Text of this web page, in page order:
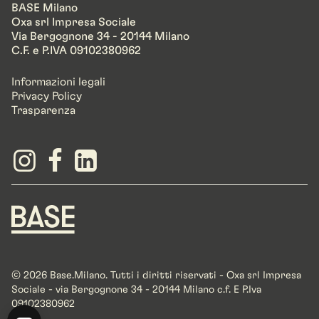
BASE Milano
Oxa srl Impresa Sociale
Via Bergognone 34 - 20144 Milano
C.F. e P.IVA 09102380962
Informazioni legali
Privacy Policy
Trasparenza
© 2026 Base.Milano. Tutti i diritti riservati - Oxa srl Impresa
Sociale - via Bergognone 34 - 20144 Milano c.f. E P.Iva
09102380962